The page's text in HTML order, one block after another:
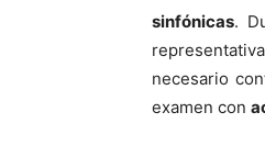
sinfónicas.
necesario
examen con